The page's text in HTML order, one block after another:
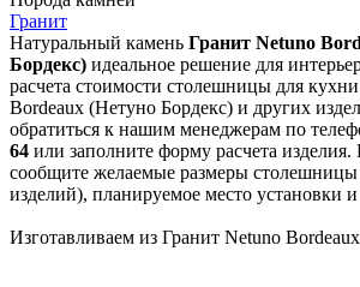
Гранит
Натуральный камень Гранит Netuno
Бордекс) идеальное решение для
расчета стоимости столешницы для
Bordeaux (Нетуно Бордекс) и других
обратиться к нашим менеджерам по
64 или заполните форму расчета
сообщите желаемые размеры
изделий), планируемое место установки
Изготавливаем из Гранит Netuno